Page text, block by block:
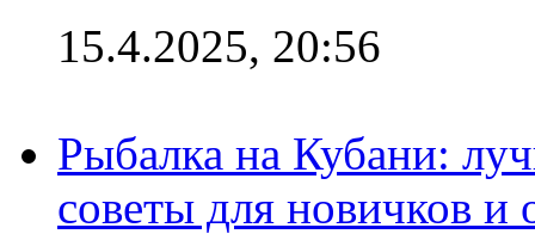
15.4.2025, 20:56
Рыбалка на Кубани:
советы для новичков